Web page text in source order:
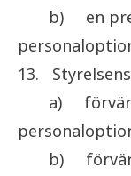
b)
en
13.
a)
b)